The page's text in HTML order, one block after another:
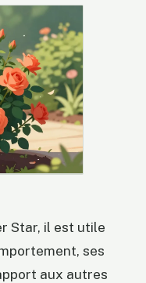
Star, il est utile
ses
aux autres